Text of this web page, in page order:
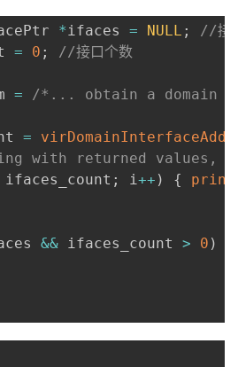
*ifaces = NULL ;
//接
= 0 ;
//接口个数
= /*... obtain a domain
=
with returned values,
ifaces_count ; i++ ) {
&& ifaces_count > 0 )